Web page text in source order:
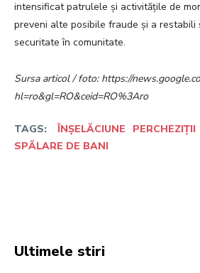
intensificat patrulele și activitățile de
preveni alte posibile fraude și a restabili
securitate în comunitate.
Sursa articol / foto: https://
hl=ro&gl=RO&ceid=RO%3Aro
TAGS: ÎNȘELĂCIUNE
PERCHEZIȚII
SPĂLARE DE BANI
Ultimele stiri